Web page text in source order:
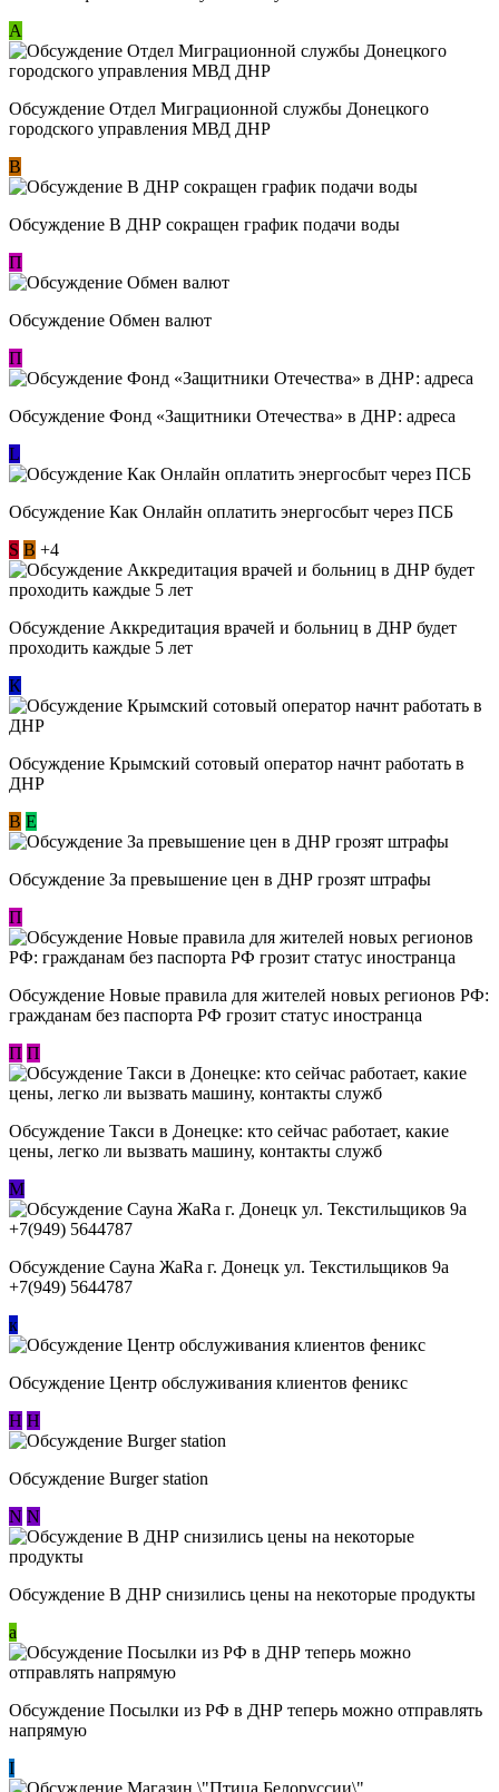
А
Обсуждение Отдел Миграционной службы Донецкого
городского управления МВД ДНР
В
Обсуждение В ДНР сокращен график подачи воды
П
Обсуждение Обмен валют
П
Обсуждение Фонд «Защитники Отечества» в ДНР: адреса
L
Обсуждение ​Как Онлайн оплатить энергосбыт через ПСБ
S В +4
Обсуждение Аккредитация врачей и больниц в ДНР будет
проходить каждые 5 лет
К
Обсуждение Крымский сотовый оператор начнт работать в
ДНР
В E
Обсуждение За превышение цен в ДНР грозят штрафы
П
Обсуждение Новые правила для жителей новых регионов РФ:
гражданам без паспорта РФ грозит статус иностранца
П П
Обсуждение ​Такси в Донецке: кто сейчас работает, какие
цены, легко ли вызвать машину, контакты служб
М
Обсуждение Сауна ЖаRa г. Донецк ул. Текстильщиков 9а
+7(949) 5644787
к
Обсуждение Центр обслуживания клиентов феникс
Н Н
Обсуждение Burger station
N N
Обсуждение В ДНР снизились цены на некоторые продукты
a
Обсуждение Посылки из РФ в ДНР теперь можно отправлять
напрямую
I